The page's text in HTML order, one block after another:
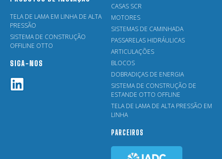
TELA DE LAMA EM LINHA DE ALTA
PRESSÃO
SISTEMA DE CONSTRUÇÃO
OFFILINE OTTO
SIGA-NOS
CASAS SCR
MOTORES
SISTEMAS DE CAMINHADA
PASSARELAS HIDRÁULICAS
ARTICULAÇÕES
BLOCOS
DOBRADIÇAS DE ENERGIA
SISTEMA DE CONSTRUÇÃO DE
ESTANDE OTTO OFFLINE
TELA DE LAMA DE ALTA PRESSÃO EM
LINHA
PARCEIROS